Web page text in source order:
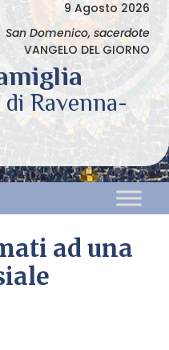
9 Agosto 2026
San Domenico, sacerdote
VANGELO DEL GIORNO
ad una